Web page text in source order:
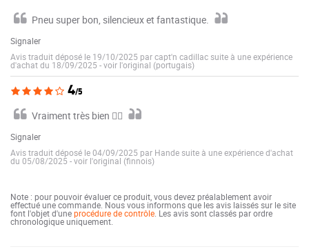
Pneu super bon, silencieux et fantastique.
Signaler
Avis traduit déposé le 19/10/2025 par capt'n cadillac suite à une expérience
d'achat du 18/09/2025 -voir l'original (portugais)
4/5
Vraiment très bien 👍🏼
Signaler
Avis traduit déposé le 04/09/2025 par Hande suite à une expérience d'achat
du 05/08/2025 -voir l'original (finnois)
Note : pour pouvoir évaluer ce produit, vous devez préalablement avoir
effectué une commande. Nous vous informons que les avis laissés sur le site
font l'objet d'uneprocédure de contrôle . Les avis sont classés par ordre
chronologique uniquement.